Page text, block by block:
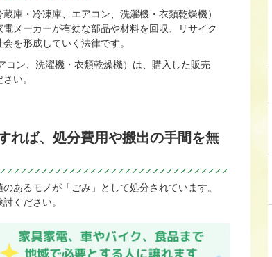
庫・冷凍庫、エアコン、洗濯機・衣類乾燥機）
メーカーが有効な部品や材料を回収、リサイク
を形成していく法律です。
ン、洗濯機・衣類乾燥機）は、購入した販売
い。
れば、処分費用や搬出の手間を無
あるモノが「ごみ」として処分されています。
ください。